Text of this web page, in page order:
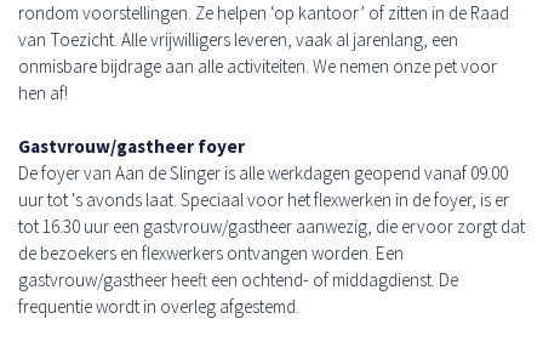
rondom voorstellingen. Ze helpen ‘op kantoor’ of zitten in de Raad
van Toezicht. Alle vrijwilligers leveren, vaak al jarenlang, een
onmisbare bijdrage aan alle activiteiten. We nemen onze pet voor
hen af!
Gastvrouw/gastheer foyer
De foyer van Aan de Slinger is alle werkdagen geopend vanaf 09.00
uur tot 's avonds laat. Speciaal voor het flexwerken in de foyer, is er
tot 16.30 uur een gastvrouw/gastheer aanwezig, die ervoor zorgt dat
de bezoekers en flexwerkers ontvangen worden. Een
gastvrouw/gastheer heeft een ochtend- of middagdienst. De
frequentie wordt in overleg afgestemd.